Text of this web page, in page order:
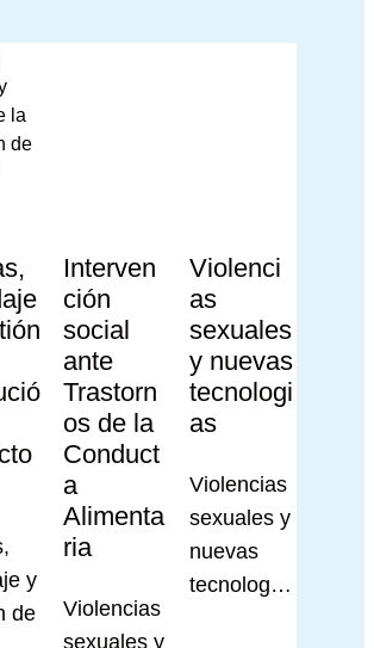
y
de
Interven
ción
social
ante
Trastorn
os de la
Conduct
a
Alimenta
ria
Violencias
sexuales y
Violenci
as
sexuales
y nuevas
tecnologi
as
Violencias
sexuales y
nuevas
tecnología